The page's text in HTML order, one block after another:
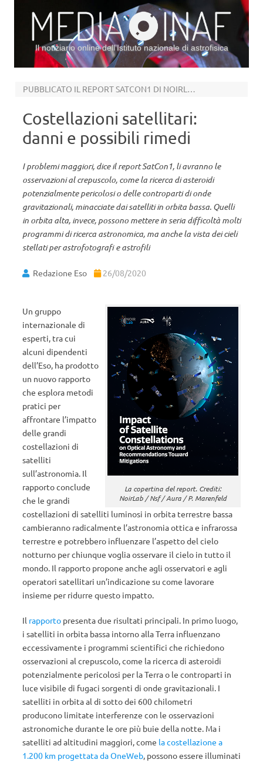
Il notiziario online dell’Istituto nazionale di astrofisica
PUBBLICATO IL REPORT SATCON1 DI NOIRLAB, AURA E AAS
Costellazioni satellitari:
danni e possibili rimedi
I problemi maggiori, dice il report SatCon1, li avranno le
osservazioni al crepuscolo, come la ricerca di asteroidi
potenzialmente pericolosi o delle controparti di onde
gravitazionali, minacciate dai satelliti in orbita bassa. Quelli
in orbita alta, invece, possono mettere in seria difficoltà molti
programmi di ricerca astronomica, ma anche la vista dei cieli
stellati per astrofotografi e astrofili
Redazione Eso 26/08/2020
La copertina del report. Crediti:
NoirLab / Nsf / Aura / P. Marenfeld
Un gruppo
internazionale di
esperti, tra cui
alcuni dipendenti
dell’Eso, ha prodotto
un nuovo rapporto
che esplora metodi
pratici per
affrontare l’impatto
delle grandi
costellazioni di
satelliti
sull’astronomia. Il
rapporto conclude
che le grandi
costellazioni di satelliti luminosi in orbita terrestre bassa
cambieranno radicalmente l’astronomia ottica e infrarossa
terrestre e potrebbero influenzare l’aspetto del cielo
notturno per chiunque voglia osservare il cielo in tutto il
mondo. Il rapporto propone anche agli osservatori e agli
operatori satellitari un’indicazione su come lavorare
insieme per ridurre questo impatto.
Il rapporto presenta due risultati principali. In primo luogo,
i satelliti in orbita bassa intorno alla Terra influenzano
eccessivamente i programmi scientifici che richiedono
osservazioni al crepuscolo, come la ricerca di asteroidi
potenzialmente pericolosi per la Terra o le controparti in
luce visibile di fugaci sorgenti di onde gravitazionali. I
satelliti in orbita al di sotto dei 600 chilometri
producono limitate interferenze con le osservazioni
astronomiche durante le ore più buie della notte. Ma i
satelliti ad altitudini maggiori, come la costellazione a
1.200 km progettata da OneWeb, possono essere illuminati